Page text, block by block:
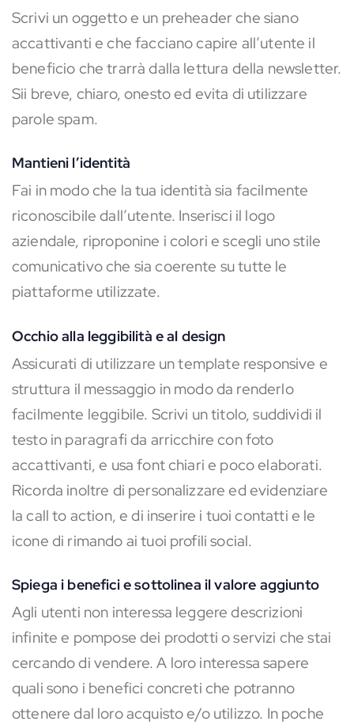
Scrivi un oggetto e un preheader che siano
accattivanti e che facciano capire all’utente il
beneficio che trarrà dalla lettura della newsletter.
Sii breve, chiaro, onesto ed evita di utilizzare
parole spam.
Mantieni l’identità
Fai in modo che la tua identità sia facilmente
riconoscibile dall’utente. Inserisci il logo
aziendale, riproponine i colori e scegli uno stile
comunicativo che sia coerente su tutte le
piattaforme utilizzate.
Occhio alla leggibilità e al design
Assicurati di utilizzare un template responsive e
struttura il messaggio in modo da renderlo
facilmente leggibile. Scrivi un titolo, suddividi il
testo in paragrafi da arricchire con foto
accattivanti, e usa font chiari e poco elaborati.
Ricorda inoltre di personalizzare ed evidenziare
la call to action, e di inserire i tuoi contatti e le
icone di rimando ai tuoi profili social.
Spiega i benefici e sottolinea il valore aggiunto
Agli utenti non interessa leggere descrizioni
infinite e pompose dei prodotti o servizi che stai
cercando di vendere. A loro interessa sapere
quali sono i benefici concreti che potranno
ottenere dal loro acquisto e/o utilizzo. In poche